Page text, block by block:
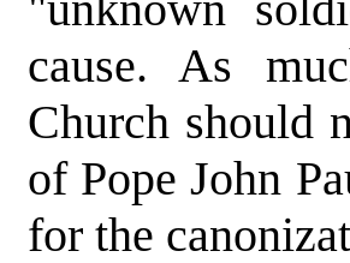
cause. As
Church should
of Pope John
for the